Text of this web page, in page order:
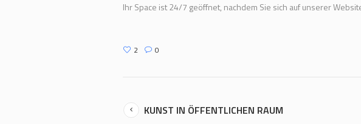
Ihr Space ist 24/7 geöffnet, nachdem Sie sich auf unserer
2 0
KUNST IN ÖFFENTLICHEN RAUM